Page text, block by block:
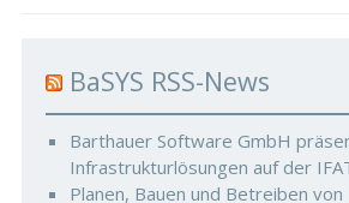
BaSYS RSS-News
Barthauer Software GmbH
Infrastrukturlösungen auf der
Planen, Bauen und Betreiben von